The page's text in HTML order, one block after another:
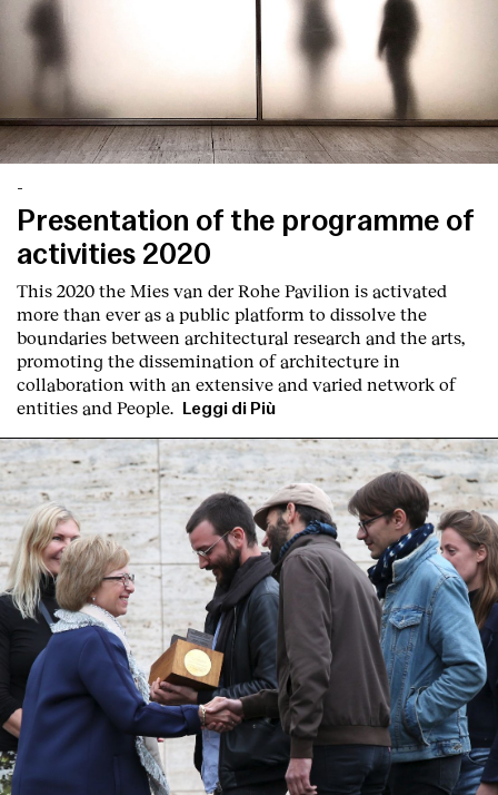
-
Presentation of the programme of
activities 2020
This 2020 the Mies van der Rohe Pavilion is activated
more than ever as a public platform to dissolve the
boundaries between architectural research and the arts,
promoting the dissemination of architecture in
collaboration with an extensive and varied network of
entities and People.
Leggi di Più